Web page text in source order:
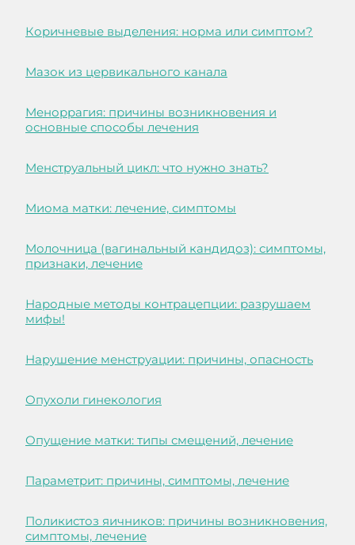
Коричневые выделения: норма или симптом?
Мазок из цервикального канала
Меноррагия: причины возникновения и
основные способы лечения
Менструальный цикл: что нужно знать?
Миома матки: лечение, симптомы
Молочница (вагинальный кандидоз): симптомы,
признаки, лечение
Народные методы контрацепции: разрушаем
мифы!
Нарушение менструации: причины, опасность
Опухоли гинекология
Опущение матки: типы смещений, лечение
Параметрит: причины, симптомы, лечение
Поликистоз яичников: причины возникновения,
симптомы, лечение